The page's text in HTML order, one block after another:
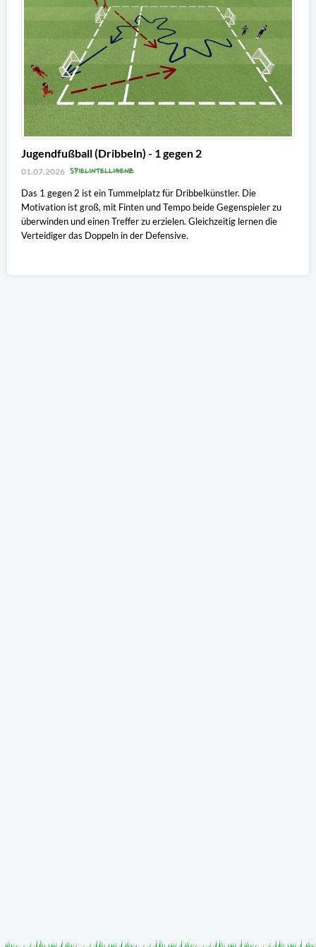
Jugendfußball (Dribbeln) - 1 gegen 2
01.07.2026 SPIELINTELLIGENZ
Das 1 gegen 2 ist ein Tummelplatz für Dribbelkünstler. Die
Motivation ist groß, mit Finten und Tempo beide Gegenspieler zu
überwinden und einen Treffer zu erzielen. Gleichzeitig lernen die
Verteidiger das Doppeln in der Defensive.